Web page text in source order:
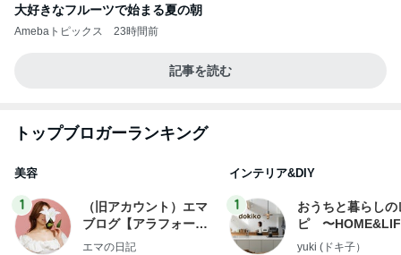
大好きなフルーツで始まる夏の朝
Amebaトピックス 23時間前
記事を読む
トップブロガーランキング
美容
1
（旧アカウント）エマ
ブログ【アラフォー会
社売却セカンドライ
エマの日記
インテリア&DIY
1
おうちと暮らしの
ピ 〜
yuki (ドキ子）